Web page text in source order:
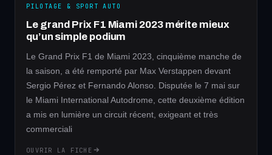
PILOTAGE & SPORT AUTO
Le grand Prix F1 Miami 2023 mérite mieux
qu’un simple podium
Le Grand Prix F1 de Miami 2023, cinquième manche de
la saison, a été remporté par Max Verstappen devant
Sergio Pérez et Fernando Alonso. Disputée le 7 mai sur
le Miami International Autodrome, cette deuxième édition
a mis en lumière un circuit récent, exigeant et très
commerciali
OUVRIR LA FICHE